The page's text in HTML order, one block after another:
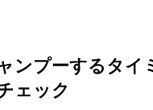
ンプーするタイ
ェック